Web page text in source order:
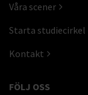
Våra scener
Starta studiecirkel
Kontakt
FÖLJ OSS